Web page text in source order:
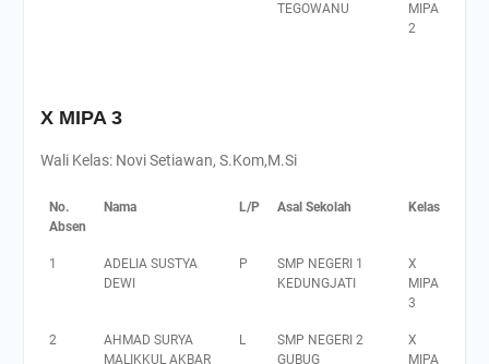
TEGOWANU
MIPA
2
X MIPA 3
Wali Kelas: Novi Setiawan, S.Kom,M.Si
No.
Absen
Nama L/P Asal Sekolah Kelas
1
ADELIA SUSTYA
DEWI
P
SMP NEGERI 1
KEDUNGJATI
X
MIPA
3
2
AHMAD SURYA
MALIKKUL AKBAR
L
SMP NEGERI 2
GUBUG
X
MIPA